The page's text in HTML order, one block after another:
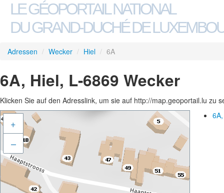
LE GÉOPORTAIL NATIONAL
DU GRAND-DUCHÉ DE
Adressen / Wecker / Hiel / 6A
6A, Hiel, L-6869 Wecker
Klicken Sie auf den Adresslink, um sie auf http://map.geoportail.lu zu
+
–